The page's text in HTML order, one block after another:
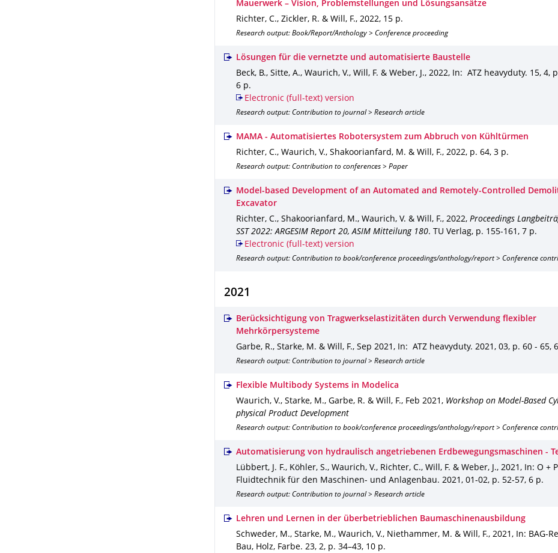
Mauerwerk – Vision, Problemstellungen und Lösungsansätze
Richter, C., Zickler, R. & Will, F., 2022, 15 p.
Research output: Book/Report/Anthology > Conference proceeding
Lösungen für die vernetzte und automatisierte Baustelle
Beck, B., Sitte, A., Waurich, V., Will, F. & Weber, J., 2022, In: ATZ heavyduty. 15, 4,
6 p.
Electronic (full-text) version
Research output: Contribution to journal > Research article
MAMA - Automatisiertes Robotersystem zum Abbruch von Kühltürmen
Richter, C., Waurich, V., Shakoorianfard, M. & Will, F., 2022, p. 64, 3 p.
Research output: Contribution to conferences > Paper
Model-based Development of an Automated and Remotely-Controlled
Excavator
Richter, C., Shakoorianfard, M., Waurich, V. & Will, F., 2022, Proceedings
SST 2022: ARGESIM Report 20, ASIM Mitteilung 180. TU Verlag, p. 155-161 , 7 p.
Electronic (full-text) version
Research output: Contribution to book/conference proceedings/anthology/report > Conference
2021
Berücksichtigung von Tragwerkselastizitäten durch Verwendung flexibler
Mehrkörpersysteme
Garbe, R., Starke, M. & Will, F., Sep 2021 , In: ATZ heavyduty. 2021 , 03, p. 60 - 65,
Research output: Contribution to journal > Research article
Flexible Multibody Systems in Modelica
Waurich, V., Starke, M., Garbe, R. & Will, F., Feb 2021 , Workshop on Model-Based
physical Product Development
Research output: Contribution to book/conference proceedings/anthology/report > Conference
Automatisierung von hydraulisch angetriebenen Erdbewegungsmaschinen -
Lübbert, J. F., Köhler, S., Waurich, V., Richter, C., Will, F. & Weber, J., 2021 ,
In: O +
Fluidtechnik für den Maschinen- und Anlagenbau. 2021 , 01-02, p. 52-57, 6 p.
Research output: Contribution to journal > Research article
Lehren und Lernen in der überbetrieblichen Baumaschinenausbildung
Schweder, M., Starke, M., Waurich, V., Niethammer, M. & Will, F., 2021 ,
In: BAG-
Bau, Holz, Farbe. 23, 2, p. 34–43, 10 p.